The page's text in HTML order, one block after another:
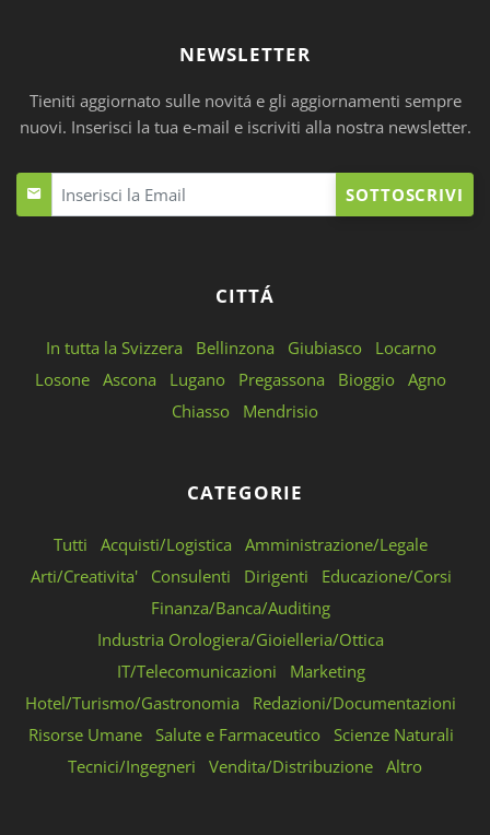
NEWSLETTER
Tieniti aggiornato sulle novitá e gli aggiornamenti sempre
nuovi. Inserisci la tua e-mail e iscriviti alla nostra newsletter.
SOTTOSCRIVI
CITTÁ
In tutta la Svizzera Bellinzona Giubiasco
Locarno
Losone Ascona Lugano Pregassona Bioggio Agno
Chiasso
Mendrisio
CATEGORIE
Tutti Acquisti/Logistica
Amministrazione/Legale
Arti/Creativita'
Consulenti Dirigenti
Educazione/Corsi
Finanza/Banca/Auditing
Industria Orologiera/Gioielleria/Ottica
IT/Telecomunicazioni
Marketing
Hotel/Turismo/Gastronomia
Redazioni/Documentazioni
Risorse Umane
Salute e Farmaceutico
Scienze Naturali
Tecnici/Ingegneri
Vendita/Distribuzione Altro